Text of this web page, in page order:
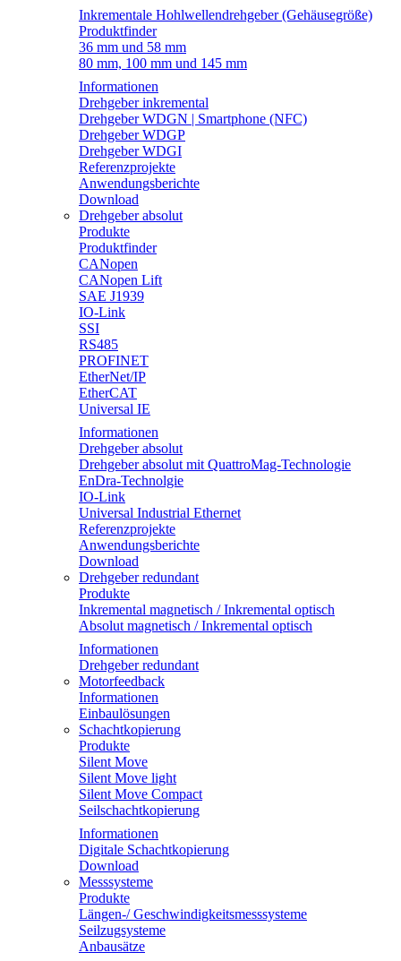
Inkrementale Hohlwellendrehgeber (Gehäusegröße)
Produktfinder
36 mm und 58 mm
80 mm, 100 mm und 145 mm
Informationen
Drehgeber inkremental
Drehgeber WDGN | Smartphone (NFC)
Drehgeber WDGP
Drehgeber WDGI
Referenzprojekte
Anwendungsberichte
Download
Drehgeber absolut
Produkte
Produktfinder
CANopen
CANopen Lift
SAE J1939
IO-Link
SSI
RS485
PROFINET
EtherNet/IP
EtherCAT
Universal IE
Informationen
Drehgeber absolut
Drehgeber absolut mit QuattroMag-Technologie
EnDra-Technolgie
IO-Link
Universal Industrial Ethernet
Referenzprojekte
Anwendungsberichte
Download
Drehgeber redundant
Produkte
Inkremental magnetisch / Inkremental optisch
Absolut magnetisch / Inkremental optisch
Informationen
Drehgeber redundant
Motorfeedback
Informationen
Einbaulösungen
Schachtkopierung
Produkte
Silent Move
Silent Move light
Silent Move Compact
Seilschachtkopierung
Informationen
Digitale Schachtkopierung
Download
Messsysteme
Produkte
Längen-/ Geschwindigkeitsmesssysteme
Seilzugsysteme
Anbausätze